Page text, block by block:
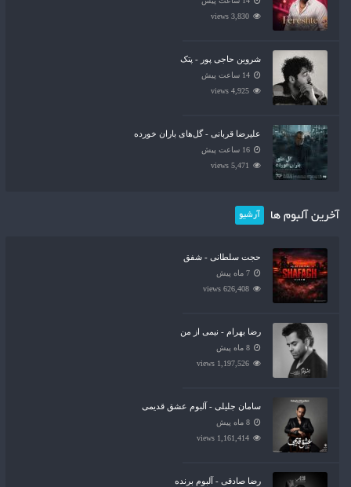
3,830 views
شروین حاجی پور - پتک
14 ساعت پیش
4,925 views
علیرضا قربانی - گل‌های باران خورده
16 ساعت پیش
5,471 views
آخرین آلبوم ها آرشیو
حجت سلطانی - شفق
7 ماه پیش
626,408 views
رضا بهرام - نیمی از من
8 ماه پیش
1,197,526 views
سامان جلیلی - آلبوم عشق قدیمی
8 ماه پیش
1,161,414 views
رضا صادقی - آلبوم برنده